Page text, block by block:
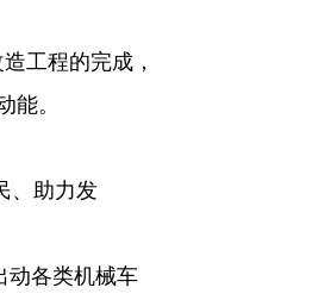
工程的完成，
。
、助力发
动各类机械车